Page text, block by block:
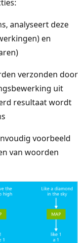
analyseert deze
en
verzonden door
uit
resultaat wordt
voorbeeld
van woorden